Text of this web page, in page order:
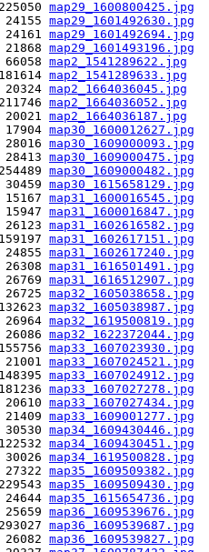
map29_1600800425.jpg
map29_1601492630.jpg
map29_1601492694.jpg
map29_1601493196.jpg
map2_1541289622.jpg
map2_1541289633.jpg
map2_1664036045.jpg
map2_1664036052.jpg
map2_1664036187.jpg
map30_1600012627.jpg
map30_1609000093.jpg
map30_1609000475.jpg
map30_1609000482.jpg
map30_1615658129.jpg
map31_1600016545.jpg
map31_1600016847.jpg
map31_1602616582.jpg
map31_1602617151.jpg
map31_1602617240.jpg
map31_1616501491.jpg
map31_1616512907.jpg
map32_1605038658.jpg
map32_1605038987.jpg
map32_1619500819.jpg
map32_1622372044.jpg
map33_1607023930.jpg
map33_1607024521.jpg
map33_1607024912.jpg
map33_1607027278.jpg
map33_1607027434.jpg
map33_1609001277.jpg
map34_1609430446.jpg
map34_1609430451.jpg
map34_1619500828.jpg
map35_1609509382.jpg
map35_1609509430.jpg
map35_1615654736.jpg
map36_1609539676.jpg
map36_1609539687.jpg
map36_1609539827.jpg